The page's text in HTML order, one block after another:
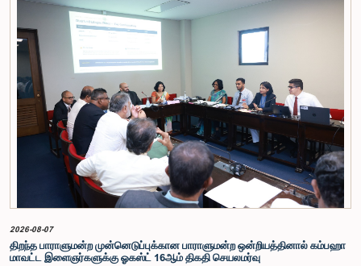
அமைப்புகள் ஆகியவற்றினால் சமர்ப்பிக்கப்பட்டுள்ள 31 முன்மொழிவுகளை அடிப்படையாகக் கொண்டு
தேர்தல் சீர்திருத்தங்கள் தொடர்பாக விரிவான கலந்துரையாடல் இங்கு இடம்பெற்றது.உள்ளூராட்சி
மன்றத் தேர்தல் முறைக்காக கலப்பு தேர்தல் முறையை அறிமுகப்படுத்துதல், சிறு கட்சிகள் மற்றும்
சிறுபான்மை குழுக்களின் பிரதிநிதித்துவத்தை உறுதிப்படுத்துதல், பெண்களின் பிரதிநிதித்துவத்தை
மேம்படுத்துதல், மின்னணு வாக்களிப்பு முறையை அறிமுகப்படுத்துதல், முன்கூட்டியே வாக்களிக்கும்
வசதியை ஏற்படுத்துதல் உள்ளிட்ட பல்வேறு முன்மொழிவுகள் தொடர்பில் இக்கூட்டத்தில் விசேட கவனம்
செலுத்தப்பட்டது.மேலும், வெளிநாடுகளில் வாழும் இலங்கையர்களுக்கு வாக்களிக்கும் உரிமையை
வழங்குவது தொடர்பான முன்மொழிவுகளும் பரிசீலிக்கப்பட்டதுடன், அதற்குத் தேவையான சட்ட மற்றும்
நிர்வாக ஏற்பாடுகள் குறித்து மேலும் விரிவான ஆய்வு மேற்கொள்ள வேண்டியதன் அவசியமும்
வலியுறுத்தப்பட்டது.விசேட குழுவினால் நியமிக்கப்பட்டுள்ள நிபுணர் குழு, கிடைத்துள்ள 31
முன்மொழிவுகளையும் முந்தைய பாராளுமன்ற விசேட குழுக்களின் அறிக்கைகளையும் பகுப்பாய்வு
செய்து, நடைமுறைக்கு ஏற்ற பரிந்துரைகளைக் கொண்ட அறிக்கையொன்றைத் தயாரிக்கவுள்ளது.
அதனைத் தொடர்ந்து, அந்தப் பரிந்துரைகளை ஆராய்ந்து அடுத்தகட்ட நடவடிக்கைகளை முன்னெடுக்க
குழு தீர்மானித்தது.இக்கூட்டத்தில், குழு உறுப்பினரான அமைச்சர் கலாநிதி உபாலி பன்னிலகே மற்றும்
பாராளுமன்ற உறுப்பினர்களான ரவி கருணாநாயக்க, ருவந்திலக ஜயக்கொடி மற்றும் கதிரவேலு
சண்முகம் குகதாசன் ஆகியோர் கலந்துகொண்டனர்.
2026-08-07
திறந்த பாராளுமன்ற முன்னெடுப்புக்கான பாராளுமன்ற ஒன்றியத்தினால் கம்பஹா
மாவட்ட இளைஞர்களுக்கு ஓகஸ்ட் 16ஆம் திகதி செயலமர்வு